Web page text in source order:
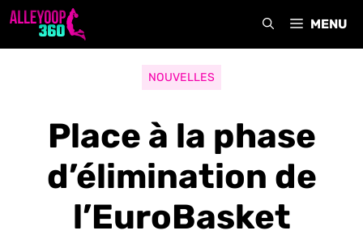
Aller
MENU
NOUVELLES
Place à la phase
d’élimination de
l’EuroBasket